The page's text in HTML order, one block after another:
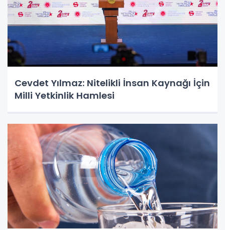
Cevdet Yılmaz: Nitelikli İnsan Kaynağı İçin
Milli Yetkinlik Hamlesi